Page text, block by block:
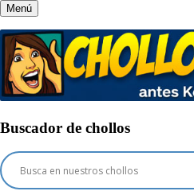
Menú
Buscador de chollos